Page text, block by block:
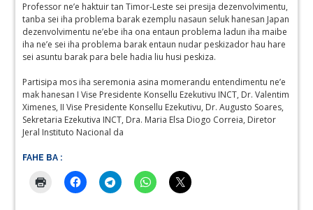
Professor ne’e haktuir tan Timor-Leste sei presija dezenvolvimentu,
tanba sei iha problema barak ezemplu nasaun seluk hanesan Japan
dezenvolvimentu ne’ebe iha ona entaun problema ladun iha maibe
iha ne’e sei iha problema barak entaun nudar peskizador hau hare
sei asuntu barak para bele hadia liu husi peskiza.
Partisipa mos iha seremonia asina momerandu entendimentu ne’e
mak hanesan I Vise Presidente Konsellu Ezekutivu INCT, Dr. Valentim
Ximenes, II Vise Presidente Konsellu Ezekutivu, Dr. Augusto Soares,
Sekretaria Ezekutiva INCT, Dra. Maria Elsa Diogo Correia, Diretor
Jeral Instituto Nacional da
FAHE BA :